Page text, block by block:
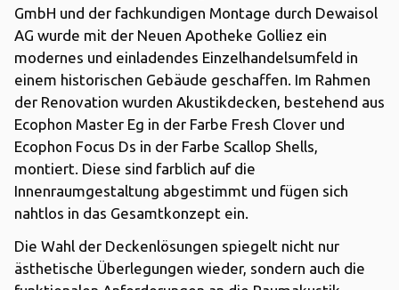
GmbH und der fachkundigen Montage durch Dewaisol
AG wurde mit der Neuen Apotheke Golliez ein
modernes und einladendes Einzelhandelsumfeld in
einem historischen Gebäude geschaffen. Im Rahmen
der Renovation wurden Akustikdecken, bestehend aus
Ecophon Master Eg in der Farbe Fresh Clover und
Ecophon Focus Ds in der Farbe Scallop Shells,
montiert. Diese sind farblich auf die
Innenraumgestaltung abgestimmt und fügen sich
nahtlos in das Gesamtkonzept ein.
Die Wahl der Deckenlösungen spiegelt nicht nur
ästhetische Überlegungen wieder, sondern auch die